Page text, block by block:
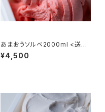
あまおうソルベ2000ml <送料
無料>
¥4,500